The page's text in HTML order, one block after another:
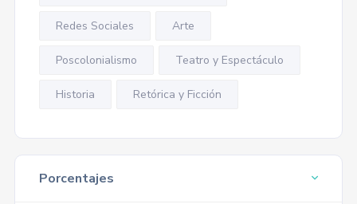
Redes Sociales Arte
Poscolonialismo Teatro y Espectáculo
Historia Retórica y Ficción
Porcentajes